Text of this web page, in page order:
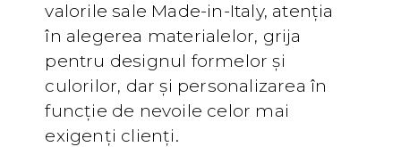
valorile sale Made-in-Italy, atenția
în alegerea materialelor, grija
pentru designul formelor și
culorilor, dar și personalizarea în
funcție de nevoile celor mai
exigenți clienți.